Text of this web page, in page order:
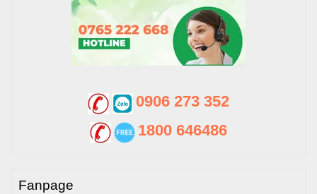
0906 273 352
1800 646486
Fanpage